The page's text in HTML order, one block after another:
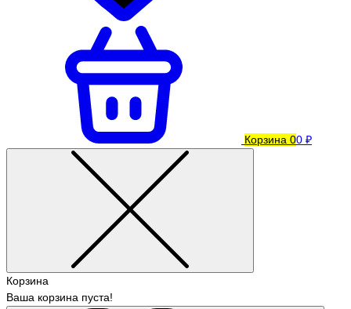
Корзина 00 ₽
Корзина
Ваша корзина пуста!